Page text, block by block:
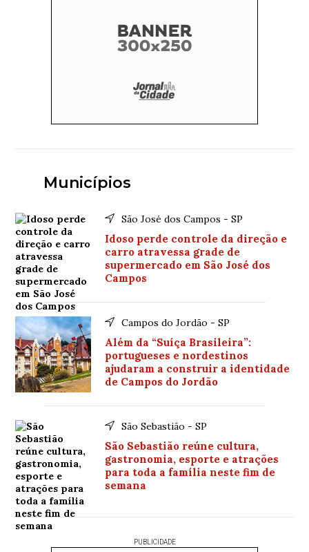
Municípios
São José dos Campos - SP
Idoso perde controle da direção e
carro atravessa grade de
supermercado em São José dos
Campos
Campos do Jordão - SP
Além da “Suíça Brasileira”:
portugueses e nordestinos
ajudaram a construir a identidade
de Campos do Jordão
São Sebastião - SP
São Sebastião reúne cultura,
gastronomia, esporte e atrações
para toda a família neste fim de
semana
PUBLICIDADE